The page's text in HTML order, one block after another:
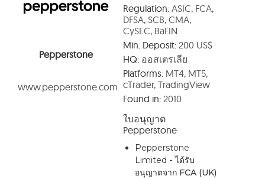
คำถามเกี่ยวกับการเทรด
เปิดบัญชีโดยไม่มีค่าใช้จ่าย
Pepperstone
www.pepperstone.com
Regulation:ASIC, FCA,
DFSA, SCB, CMA,
CySEC, BaFIN
Min. Deposit:200 US$
HQ:ออสเตรเลีย
Platforms:MT4, MT5,
cTrader, TradingView
Found in:2010
ใบอนุญาต
Pepperstone
Pepperstone
Limited -ได้รับ
อนุญาตจากFCA (UK)